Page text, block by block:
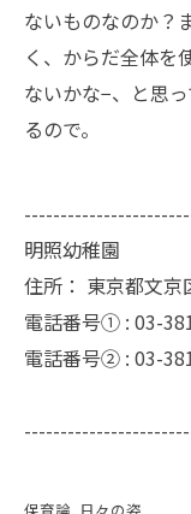
ないものなのか？
く、からだ全体を
ないかな−、と思
るので。
明照幼稚園
住所： 東京都文京
電話番号① : 03-
電話番号② : 03-